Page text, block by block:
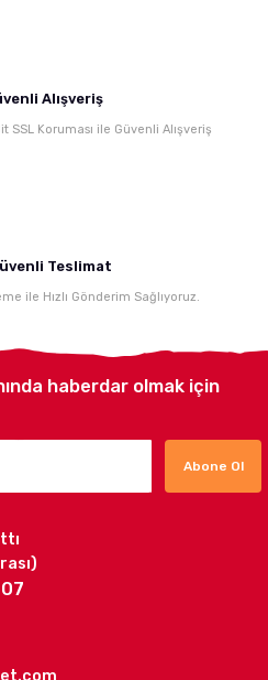
Alışveriş
SSL Koruması ile Güvenli Alışveriş
Teslimat
ile Hızlı Gönderim Sağlıyoruz.
haberdar olmak için
Abone Ol